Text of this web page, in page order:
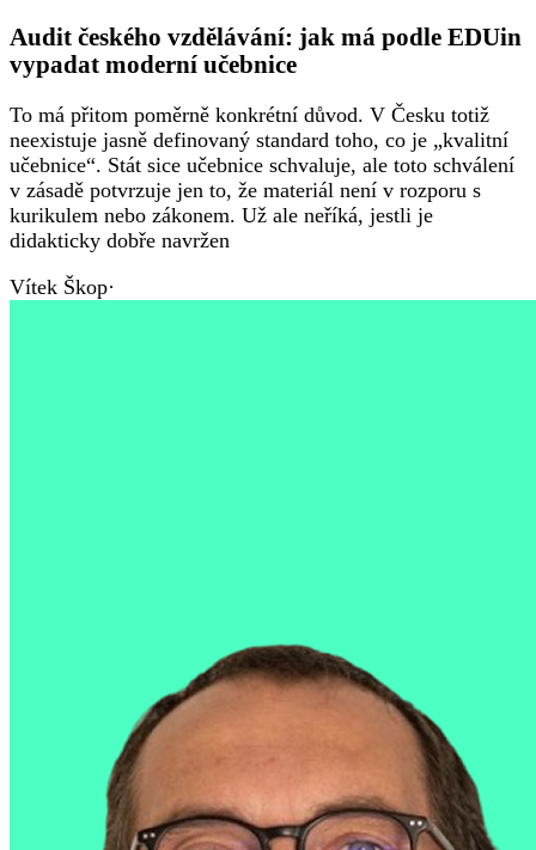
Audit českého vzdělávání: jak má podle EDUin
vypadat moderní učebnice
To má přitom poměrně konkrétní důvod. V Česku totiž
neexistuje jasně definovaný standard toho, co je „kvalitní
učebnice“. Stát sice učebnice schvaluje, ale toto schválení
v zásadě potvrzuje jen to, že materiál není v rozporu s
kurikulem nebo zákonem. Už ale neříká, jestli je
didakticky dobře navržen
Vítek Škop·